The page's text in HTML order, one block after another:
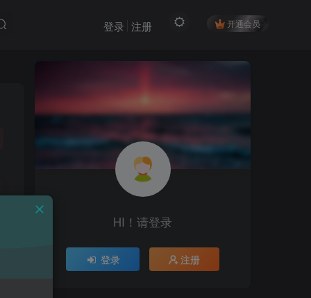
开通会员
登录 注册
HI！请登录
登录 注册
HI！请登录
登录 注册